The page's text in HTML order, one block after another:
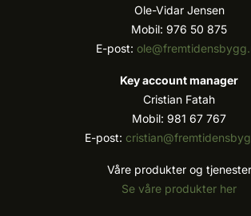
Ole-Vidar Jensen
Mobil: 976 50 875
E-post:
Key account manager
Cristian Fatah
Mobil: 981 67 767
E-post:
Våre produkter og tjenester
Se våre produkter her